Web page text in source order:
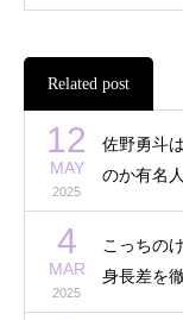
Related post
12
MAY
2025
佐野勇斗
のか有名
4
MAR
2025
こっちの
身長差を